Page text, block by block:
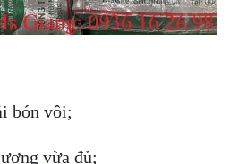
bón vôi;
vừa đủ;